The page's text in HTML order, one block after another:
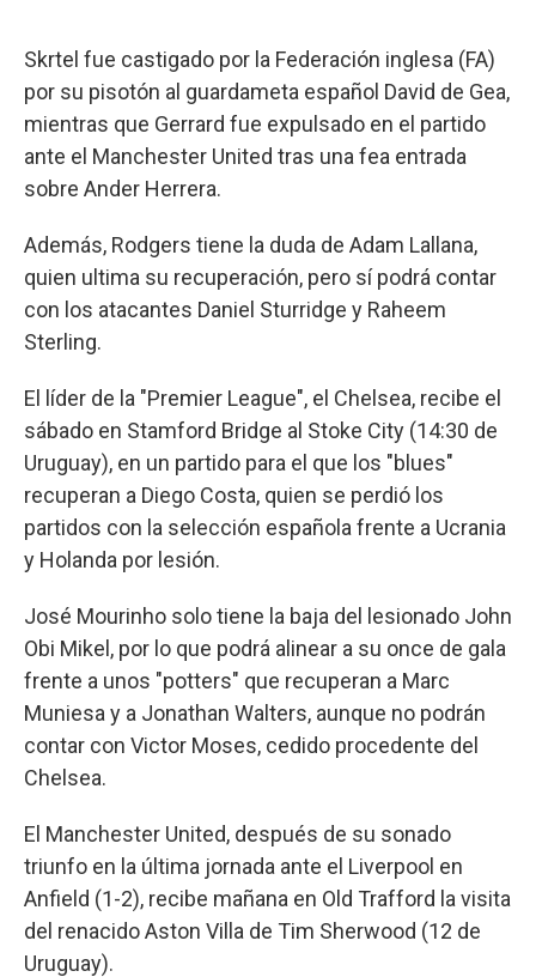
Skrtel fue castigado por la Federación inglesa (FA)
por su pisotón al guardameta español David de Gea,
mientras que Gerrard fue expulsado en el partido
ante el Manchester United tras una fea entrada
sobre Ander Herrera.
Además, Rodgers tiene la duda de Adam Lallana,
quien ultima su recuperación, pero sí podrá contar
con los atacantes Daniel Sturridge y Raheem
Sterling.
El líder de la "Premier League", el Chelsea, recibe el
sábado en Stamford Bridge al Stoke City (14:30 de
Uruguay), en un partido para el que los "blues"
recuperan a Diego Costa, quien se perdió los
partidos con la selección española frente a Ucrania
y Holanda por lesión.
José Mourinho solo tiene la baja del lesionado John
Obi Mikel, por lo que podrá alinear a su once de gala
frente a unos "potters" que recuperan a Marc
Muniesa y a Jonathan Walters, aunque no podrán
contar con Victor Moses, cedido procedente del
Chelsea.
El Manchester United, después de su sonado
triunfo en la última jornada ante el Liverpool en
Anfield (1-2), recibe mañana en Old Trafford la visita
del renacido Aston Villa de Tim Sherwood (12 de
Uruguay).